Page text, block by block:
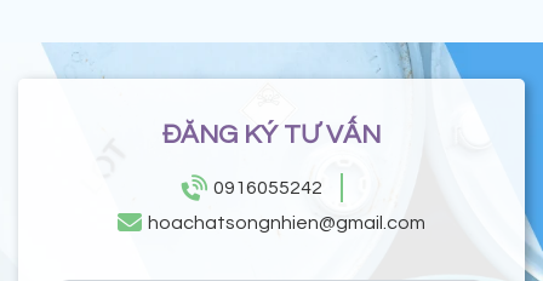
ĐĂNG KÝ TƯ VẤN
0916055242
hoachatsongnhien@gmail.com